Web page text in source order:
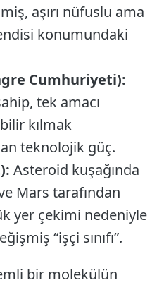
aşırı nüfuslu ama
konumundaki
Cumhuriyeti):
tek amacı
kılmak
teknolojik güç.
Asteroid kuşağında
Mars tarafından
yer çekimi nedeniyle
“işçi sınıfı”.
bir molekülün